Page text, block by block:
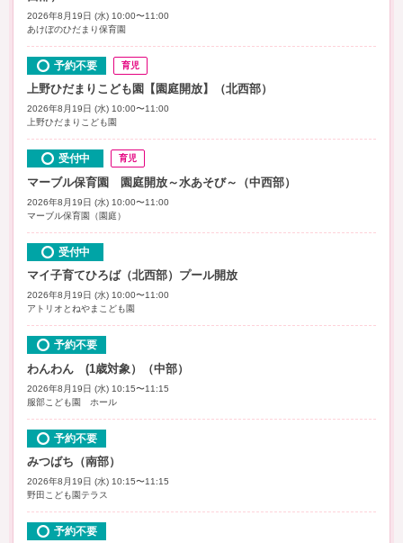
2026年8月19日 (水) 10:00〜11:00
あけぼのひだまり保育園
予約不要 育児
上野ひだまりこども園【園庭開放】（北西部）
2026年8月19日 (水) 10:00〜11:00
上野ひだまりこども園
受付中 育児
マーブル保育園 園庭開放～水あそび～（中西部）
2026年8月19日 (水) 10:00〜11:00
マーブル保育園（園庭）
受付中
マイ子育てひろば（北西部）プール開放
2026年8月19日 (水) 10:00〜11:00
アトリオとねやまこども園
予約不要
わんわん (1歳対象）（中部）
2026年8月19日 (水) 10:15〜11:15
服部こども園 ホール
予約不要
みつばち（南部）
2026年8月19日 (水) 10:15〜11:15
野田こども園テラス
予約不要